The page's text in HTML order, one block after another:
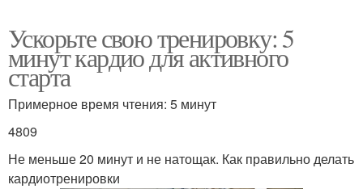
Ускорьте свою тренировку: 5
минут кардио для активного
старта
Примерное время чтения: 5 минут
4809
Не меньше 20 минут и не натощак. Как правильно делать
кардиотренировки